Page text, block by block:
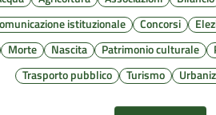
istituzionale Concorsi
Morte Nascita Patrimonio culturale
Trasporto pubblico
Turismo